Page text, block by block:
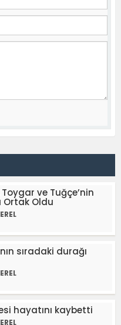
ve Tuğçe’nin
Oldu
sıradaki durağı
hayatını kaybetti